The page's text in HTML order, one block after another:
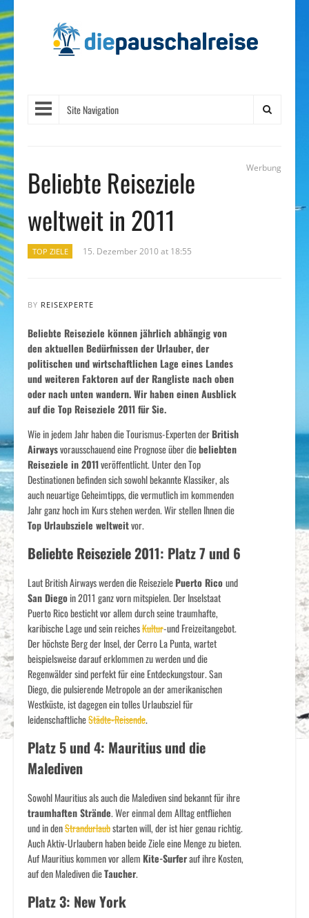
Site Navigation
Beliebte Reiseziele
weltweit in 2011
Werbung
TOP ZIELE 15. Dezember 2010 at 18:55
BY REISEXPERTE
Beliebte Reiseziele können jährlich abhängig von
den aktuellen Bedürfnissen der Urlauber, der
politischen und wirtschaftlichen Lage eines Landes
und weiteren Faktoren auf der Rangliste nach oben
oder nach unten wandern. Wir haben einen Ausblick
auf die Top Reiseziele 2011 für Sie.
Wie in jedem Jahr haben die Tourismus-Experten derBritish
Airwaysvorausschauend eine Prognose über diebeliebten
Reiseziele in 2011veröffentlicht. Unter den Top
Destinationen befinden sich sowohl bekannte Klassiker, als
auch neuartige Geheimtipps, die vermutlich im kommenden
Jahr ganz hoch im Kurs stehen werden. Wir stellen Ihnen die
Top Urlaubsziele weltweitvor.
Beliebte Reiseziele 2011: Platz 7 und 6
Laut British Airways werden die ReisezielePuerto Ricound
San Diegoin 2011 ganz vorn mitspielen. Der Inselstaat
Puerto Rico besticht vor allem durch seine traumhafte,
karibische Lage und sein reichesKultur-und Freizeitangebot.
Der höchste Berg der Insel, der Cerro La Punta, wartet
beispielsweise darauf erklommen zu werden und die
Regenwälder sind perfekt für eine Entdeckungstour. San
Diego, die pulsierende Metropole an der amerikanischen
Westküste, ist dagegen ein tolles Urlaubsziel für
leidenschaftlicheStädte-Reisende.
Platz 5 und 4: Mauritius und die
Malediven
Sowohl Mauritius als auch die Malediven sind bekannt für ihre
traumhaften Strände. Wer einmal dem Alltag entfliehen
und in denStrandurlaubstarten will, der ist hier genau richtig.
Auch Aktiv-Urlaubern haben beide Ziele eine Menge zu bieten.
Auf Mauritius kommen vor allemKite-Surferauf ihre Kosten,
auf den Malediven dieTaucher.
Platz 3: New York